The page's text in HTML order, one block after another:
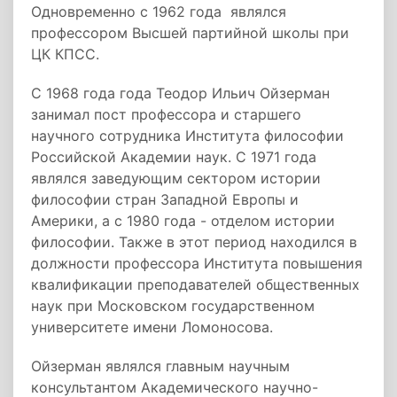
Одновременно с 1962 года являлся
профессором Высшей партийной школы при
ЦК КПСС.
С 1968 года года Теодор Ильич Ойзерман
занимал пост профессора и старшего
научного сотрудника Института философии
Российской Академии наук. С 1971 года
являлся заведующим сектором истории
философии стран Западной Европы и
Америки, а с 1980 года - отделом истории
философии. Также в этот период находился в
должности профессора Института повышения
квалификации преподавателей общественных
наук при Московском государственном
университете имени Ломоносова.
Ойзерман являлся главным научным
консультантом Академического научно-